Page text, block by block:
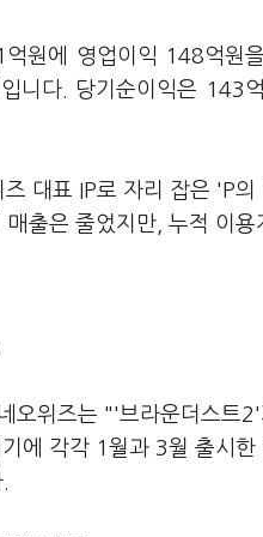
원에 영업이익 148억원
니다. 당기순이익은 143
대표 IP로 자리 잡은 'P의
출은 줄었지만, 누적 이
오위즈는 "'브라운더스트
에 각각 1월과 3월 출시한